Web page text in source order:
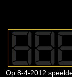
Op 8-4-2012